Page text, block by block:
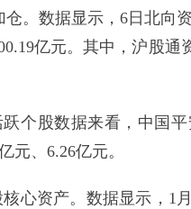
数据显示，6日北向
亿元。其中，沪股通
股数据来看，中国平
元、6.26亿元。
资产。数据显示，1